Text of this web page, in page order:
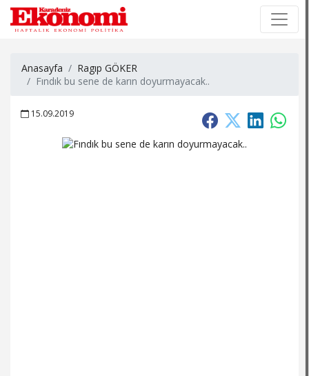
Anasayfa
Ragıp GÖKER
Fındık bu sene de karın doyurmayacak..
15.09.2019
×
×